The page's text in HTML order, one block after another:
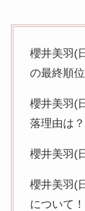
櫻井美羽(
の最終順
櫻井美羽(
落理由は？
櫻井美羽(
櫻井美羽(
について！